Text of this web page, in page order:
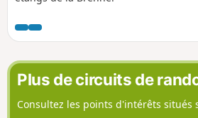
Plus de circuits de
Consultez les points d'intérêts situés